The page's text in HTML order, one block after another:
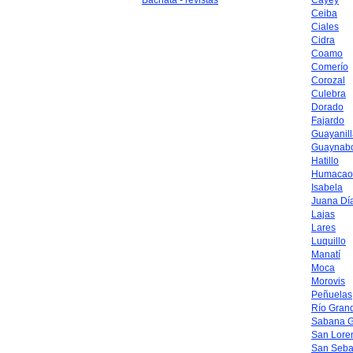
Ceiba
Ciales
Cidra
Coamo
Comerío
Corozal
Culebra
Dorado
Fajardo
Hatillo
Humacao
Isabela
Juana
Lajas
Lares
Luquillo
Manatí
Moca
Morovis
Peñuelas
Río
Sabana
San
San